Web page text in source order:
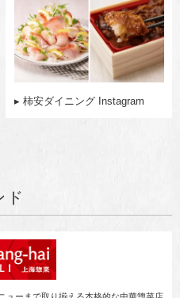
▸ 柿安ダイニング Instagram
ド